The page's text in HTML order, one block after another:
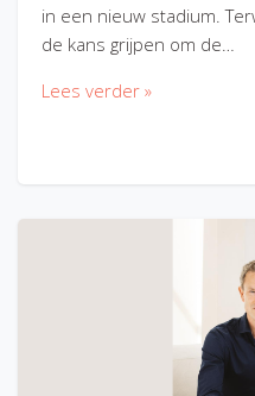
in een nieuw stadium.
de kans grijpen om de…
Lees verder »